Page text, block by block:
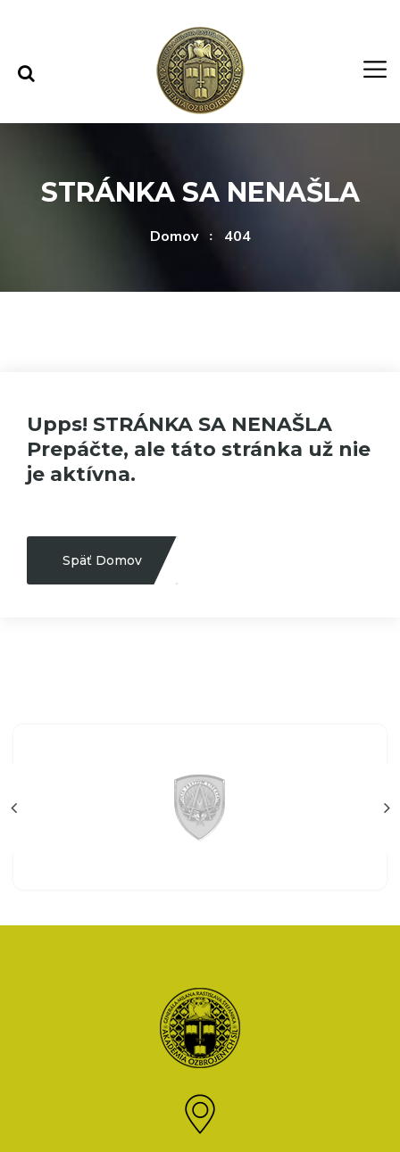
STRÁNKA SA NENAŠLA
Domov 404
Upps! STRÁNKA SA NENAŠLA
Prepáčte, ale táto stránka už nie
je aktívna.
Späť Domov